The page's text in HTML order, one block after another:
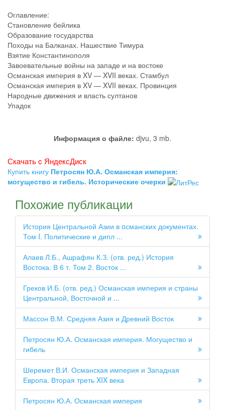
Оглавление:
Становление бейлика
Образование государства
Походы на Балканах. Нашествие Тимура
Взятие Константинополя
Завоевательные войны на западе и на востоке
Османская империя в XV — XVII веках. Стамбул
Османская империя в XV — XVII веках. Провинция
Народные движения и власть султанов
Упадок
Информация о файле: djvu, 3 mb.
Скачать c ЯндексДиск
Купить книгу Петросян Ю.А. Османская империя:
могущество и гибель. Исторические очерки
Похожие публикации
История Центральной Азии в oсманских документах.
Том I. Политические и дипл ...
Алаев Л.Б., Ашрафян К.З. (отв. ред.) История
Востока. В 6 т. Том 2. Восток ...
Греков И.Б. (отв. ред.) Османская империя и страны
Центральной, Восточной и ...
Массон В.М. Средняя Азия и Древний Восток
Петросян Ю.А. Османская империя. Могущество и
гибель
Шеремет В.И. Османская империя и Западная
Европа. Вторая треть XIX века
Петросян Ю.А. Османская империя